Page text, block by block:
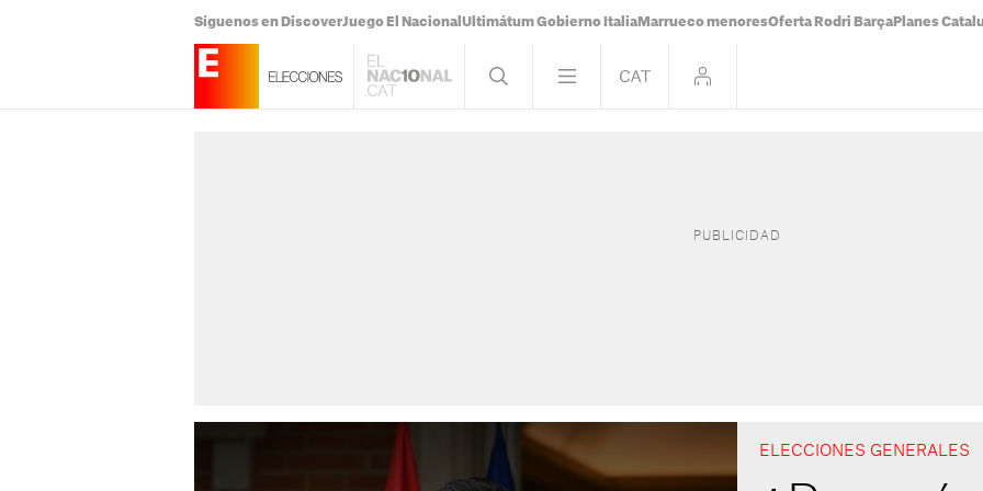
Síguenos en DiscoverJuego El Nacional Ultimátum Gobierno Italia Marrueco menoresOferta Rodri Barça Planes
ELECCIONES GENERALES